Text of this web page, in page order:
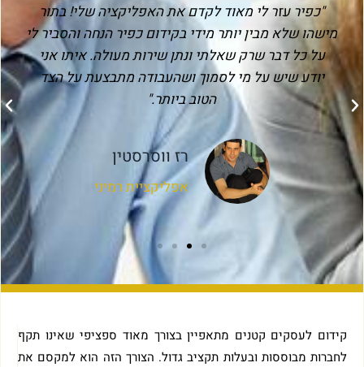
"כפיר עזר לי מאוד לקדם את האפליקציה שלי! בתור
מישהו שלא מבין יותר מידי בקידום כפיר הנחה והסביר לי
על כל דבר שרק שאלתי ונתן שירות מעולה. איתו אני
יודע שיש על מי לסמוך ושהעבודה מתבצעת על הצד
הטוב ביותר."
רז ווסרסטין
אפליקציית רמיני
קידום לעסקים קטנים מתאפיין בצורך מאוד ספציפי שאינו תקף
לחברות מבוססות ובעלות תקציב גדול. הצורך הזה הוא למקסם את